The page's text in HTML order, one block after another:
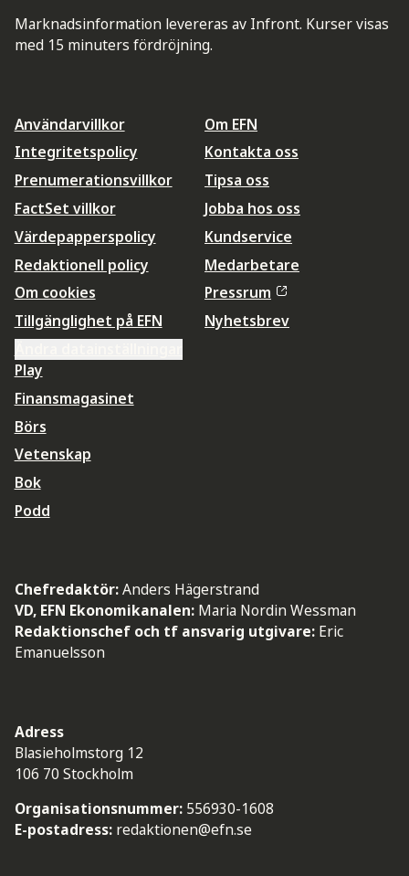
Marknadsinformation levereras av Infront. Kurser visas
med 15 minuters fördröjning.
Användarvillkor
Integritetspolicy
Prenumerationsvillkor
FactSet villkor
Värdepapperspolicy
Redaktionell policy
Om cookies
Tillgänglighet på EFN
Om EFN
Kontakta oss
Tipsa oss
Jobba hos oss
Kundservice
Medarbetare
Pressrum
Nyhetsbrev
Play
Finansmagasinet
Börs
Vetenskap
Bok
Podd
Chefredaktör:Anders Hägerstrand
VD, EFN Ekonomikanalen: Maria Nordin Wessman
Redaktionschef och tf ansvarig utgivare: Eric
Emanuelsson
Adress
Blasieholmstorg 12
106 70 Stockholm
Organisationsnummer: 556930-1608
E-postadress: redaktionen@efn.se